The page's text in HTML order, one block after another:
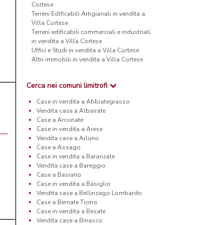
Cortese
Terreni Edificabili Artigianali in vendita a
Villa Cortese
Terreni edificabili commerciali e industriali
in vendita a Villa Cortese
Uffici e Studi in vendita a Villa Cortese
Altri immobili in vendita a Villa Cortese
Cerca nei comuni limitrofi
Case in vendita a Abbiategrasso
Vendita case a Albairate
Case a Arconate
Case in vendita a Arese
Vendita case a Arluno
Case a Assago
Case in vendita a Baranzate
Vendita case a Bareggio
Case a Basiano
Case in vendita a Basiglio
Vendita case a Bellinzago Lombardo
Case a Bernate Ticino
Case in vendita a Besate
Vendita case a Binasco